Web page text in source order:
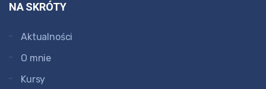
NA SKRÓTY
Aktualności
O mnie
Kursy